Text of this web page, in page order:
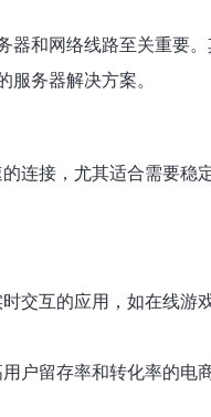
和网络线路至关重要。
务器解决方案。
连接，尤其适合需要稳
交互的应用，如在线游
户留存率和转化率的电